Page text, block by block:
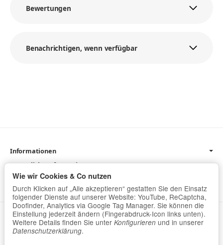
Bewertungen
Benachrichtigen, wenn verfügbar
Informationen
Gesetzliche Informationen
Newsletter
Datenschutz•Impressum
Vertrag widerrufen
Wie wir Cookies & Co nutzen
Durch Klicken auf „Alle akzeptieren“ gestatten Sie den Einsatz
folgender Dienste auf unserer Website: YouTube, ReCaptcha,
Doofinder, Analytics via Google Tag Manager. Sie können die
Einstellung jederzeit ändern (Fingerabdruck-Icon links unten).
Weitere Details finden Sie unter Konfigurieren und in unserer
Datenschutzerklärung.